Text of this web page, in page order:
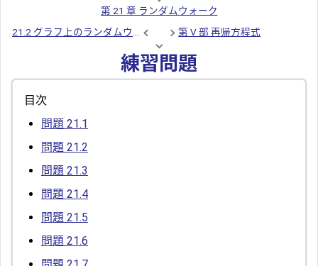
第 21 章 ランダムウォーク
第 V 部 再帰方程式
練習問題
目次
問題 21.1
問題 21.2
問題 21.3
問題 21.4
問題 21.5
問題 21.6